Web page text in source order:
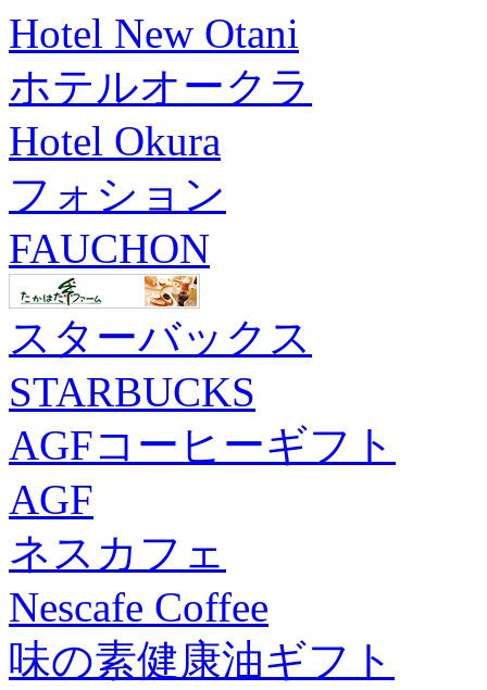
Hotel New Otani
ホテルオークラ
Hotel Okura
フォション
FAUCHON
スターバックス
STARBUCKS
AGFコーヒーギフト
AGF
ネスカフェ
Nescafe Coffee
味の素健康油ギフト